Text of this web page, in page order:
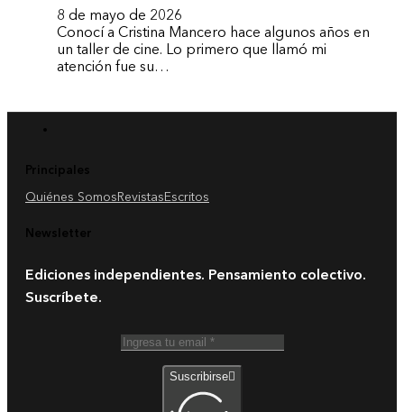
8 de mayo de 2026
Conocí a Cristina Mancero hace algunos años en
un taller de cine. Lo primero que llamó mi
atención fue su…
Principales
Quiénes Somos Revistas Escritos
Newsletter
Ediciones independientes. Pensamiento colectivo.
Suscríbete.
Suscribirse